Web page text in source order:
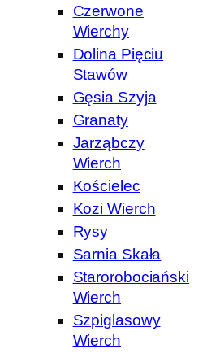
Czerwone
Wierchy
Dolina Pięciu
Stawów
Gęsia Szyja
Granaty
Jarząbczy
Wierch
Kościelec
Kozi Wierch
Rysy
Sarnia Skała
Starorobociański
Wierch
Szpiglasowy
Wierch